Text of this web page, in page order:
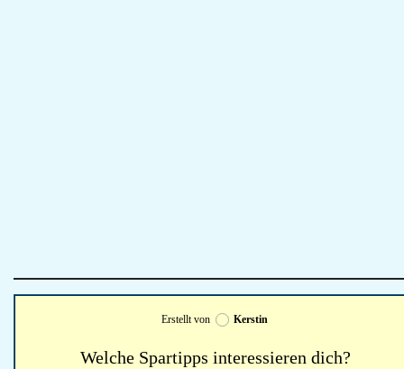
Erstellt von Kerstin
Welche Spartipps interessieren dich?